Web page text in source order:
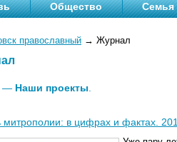
Общество Семья
православный → Журнал
— Наши проекты
в цифрах и фактах.